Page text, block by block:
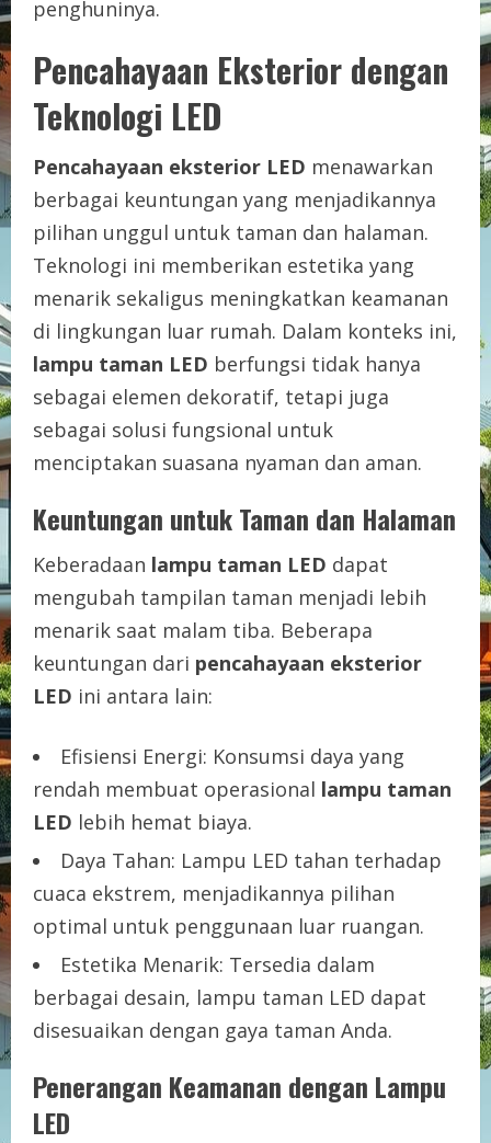
penghuninya.
Pencahayaan Eksterior dengan
Teknologi LED
Pencahayaan eksterior LED menawarkan
berbagai keuntungan yang menjadikannya
pilihan unggul untuk taman dan halaman.
Teknologi ini memberikan estetika yang
menarik sekaligus meningkatkan keamanan
di lingkungan luar rumah. Dalam konteks ini,
lampu taman LED berfungsi tidak hanya
sebagai elemen dekoratif, tetapi juga
sebagai solusi fungsional untuk
menciptakan suasana nyaman dan aman.
Keuntungan untuk Taman dan Halaman
Keberadaan lampu taman LED dapat
mengubah tampilan taman menjadi lebih
menarik saat malam tiba. Beberapa
keuntungan dari pencahayaan eksterior
LED ini antara lain:
Efisiensi Energi: Konsumsi daya yang
rendah membuat operasional lampu taman
LED lebih hemat biaya.
Daya Tahan: Lampu LED tahan terhadap
cuaca ekstrem, menjadikannya pilihan
optimal untuk penggunaan luar ruangan.
Estetika Menarik: Tersedia dalam
berbagai desain, lampu taman LED dapat
disesuaikan dengan gaya taman Anda.
Penerangan Keamanan dengan Lampu
LED